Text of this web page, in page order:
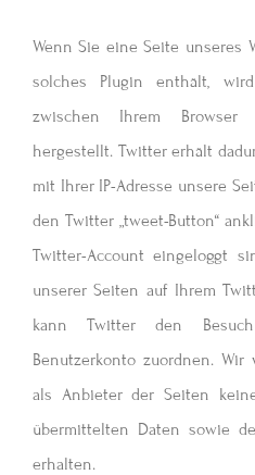
Wenn Sie eine Seite unseres
solches Plugin enthält,
zwischen Ihrem Browser
hergestellt. Twitter erhält
mit Ihrer IP-Adresse unsere
den Twitter „tweet-Button“
Twitter-Account eingeloggt
unserer Seiten auf Ihrem
kann Twitter den
Benutzerkonto zuordnen.
als Anbieter der Seiten
übermittelten Daten sowie
erhalten.